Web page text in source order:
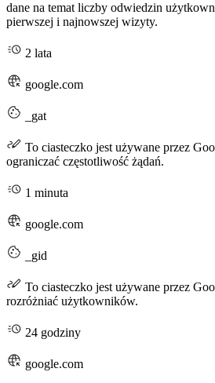
dane na temat liczby odwiedzin
pierwszej i najnowszej wizyty.
2 lata
google.com
_gat
To ciasteczko jest używane przez
ograniczać częstotliwość żądań.
1 minuta
google.com
_gid
To ciasteczko jest używane przez
rozróżniać użytkowników.
24 godziny
google.com